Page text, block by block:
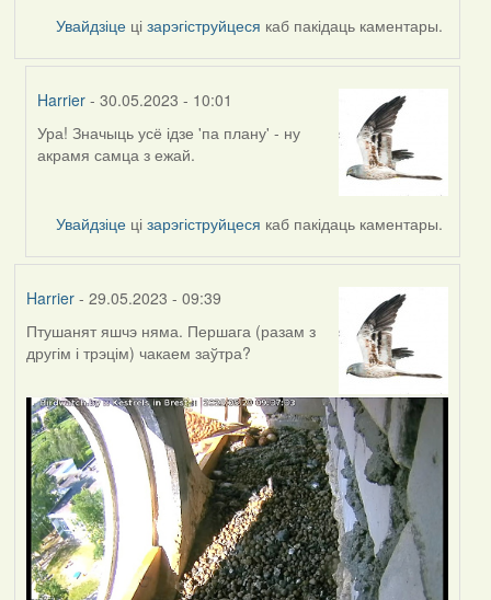
Увайдзіце цізарэгіструйцеся каб пакідаць каментары.
Harrier - 30.05.2023 - 10:01
In
reply
ZNR
Ура! Значыць усё ідзе 'па плану' - ну
акрамя самца з ежай.
Увайдзіце цізарэгіструйцеся каб пакідаць каментары.
Harrier- 29.05.2023 - 09:39
Птушанят яшчэ няма. Першага (разам з
другім і трэцім) чакаем заўтра?